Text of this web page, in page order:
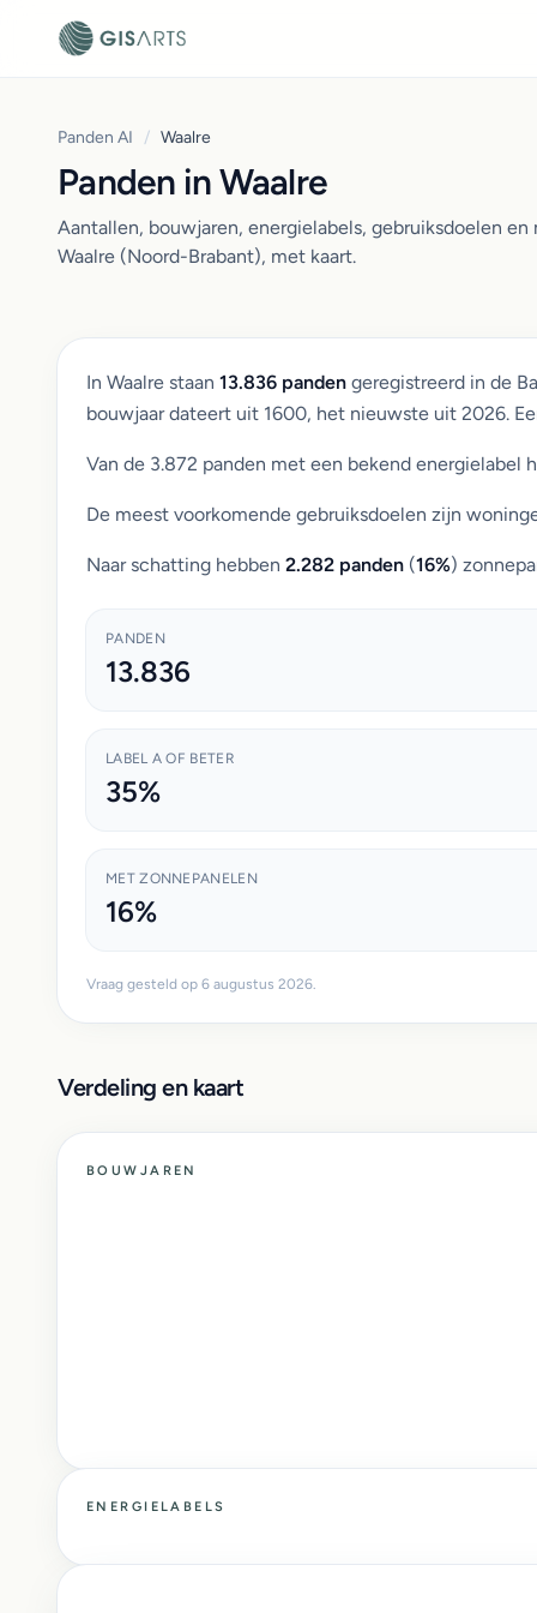
Panden AI / Waalre
Panden in Waalre
Aantallen, bouwjaren, energielabels, gebruiksdoelen
Waalre (Noord-Brabant), met kaart.
In Waalre staan 13.836 panden geregistreerd in de
bouwjaar dateert uit 1600, het nieuwste uit 2026.
Van de 3.872 panden met een bekend energielabel
De meest voorkomende gebruiksdoelen zijn
Naar schatting hebben 2.282 panden (16%)
PANDEN
13.836
LABEL A OF BETER
35%
MET ZONNEPANELEN
16%
Vraag gesteld op 6 augustus 2026.
Verdeling en kaart
BOUWJAREN
ENERGIELABELS